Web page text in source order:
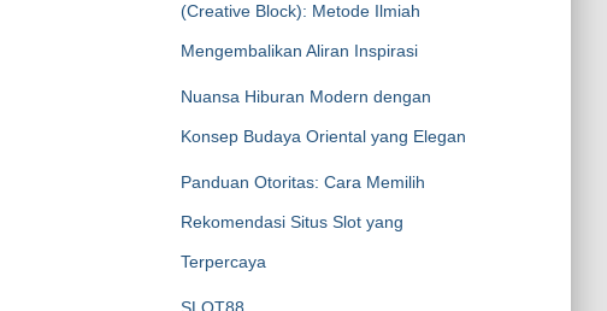
(Creative Block): Metode Ilmiah
Mengembalikan Aliran Inspirasi
Nuansa Hiburan Modern dengan
Konsep Budaya Oriental yang Elegan
Panduan Otoritas: Cara Memilih
Rekomendasi Situs Slot yang
Terpercaya